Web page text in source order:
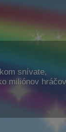
snívate,
miliónov